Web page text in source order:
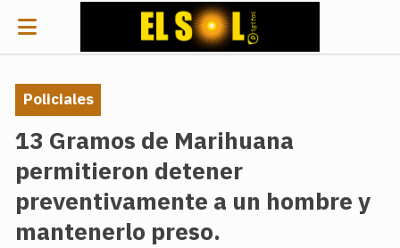
13 Gramos de Marihuana
permitieron detener
preventivamente a un hombre y
mantenerlo preso.
Policiales